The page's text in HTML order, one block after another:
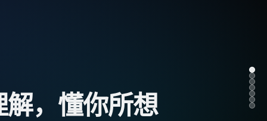
解，懂你所想
1
2
3
4
5
6
7